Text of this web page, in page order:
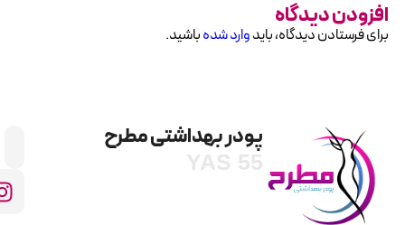
دیدگاه
فرستادن دیدگاه، بایدوارد شدهباشید.
پودر بهداشتی مطرح
YAS 55